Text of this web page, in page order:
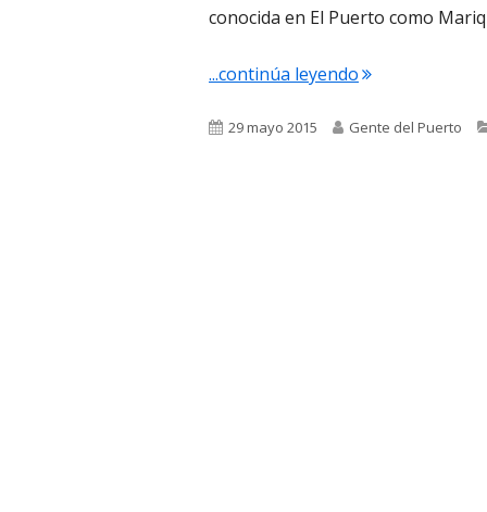
conocida en El Puerto como
...continúa leyendo"2.463.
Publicado
29 mayo 2015 Autor
Gente del Puerto